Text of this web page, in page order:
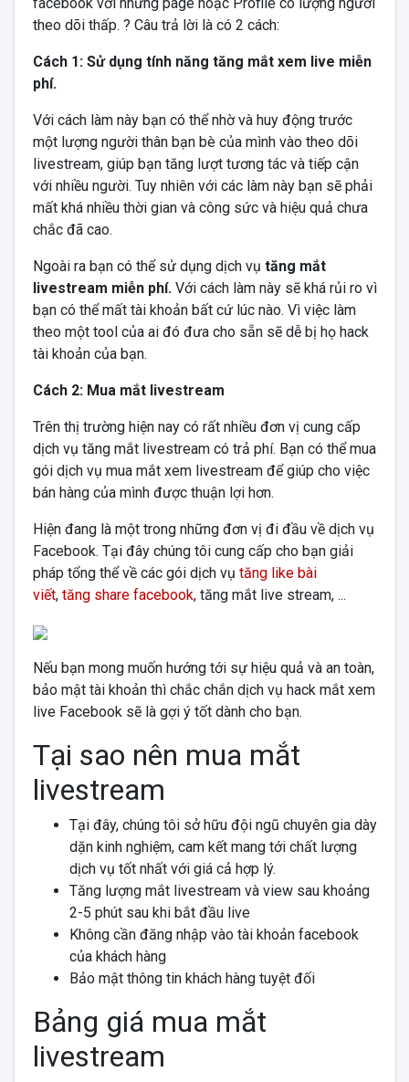
theo dõi thấp. ? Câu trả lời là có 2 cách:
Cách 1: Sử dụng tính năng tăng mắt xem live miễn
phí.
Với cách làm này bạn có thể nhờ và huy động trước
một lượng người thân bạn bè của mình vào theo dõi
livestream, giúp bạn tăng lượt tương tác và tiếp cận
với nhiều người. Tuy nhiên với các làm này bạn sẽ phải
mất khá nhiều thời gian và công sức và hiệu quả chưa
chắc đã cao.
Ngoài ra bạn có thể sử dụng dịch vụ tăng mắt
livestream miễn phí.Với cách làm này sẽ khá rủi ro vì
bạn có thể mất tài khoản bất cứ lúc nào. Vì việc làm
theo một tool của ai đó đưa cho sẵn sẽ dễ bị họ hack
tài khoản của bạn.
Cách 2: Mua mắt livestream
Trên thị trường hiện nay có rất nhiều đơn vị cung cấp
dịch vụ tăng mắt livestream có trả phí. Bạn có thể mua
gói dịch vụ mua mắt xem livestream để giúp cho việc
bán hàng của mình được thuận lợi hơn.
Hiện đang là một trong những đơn vị đi đầu về dịch vụ
Facebook. Tại đây chúng tôi cung cấp cho bạn giải
pháp tổng thể về các gói dịch vụ tăng like bài
viết, tăng share facebook, tăng mắt live stream, ...
Nếu bạn mong muốn hướng tới sự hiệu quả và an toàn,
bảo mật tài khoản thì chắc chắn dịch vụ hack mắt xem
live Facebook sẽ là gợi ý tốt dành cho bạn.
Tại sao nên mua mắt
livestream
Tại đây, chúng tôi sở hữu đội ngũ chuyên gia dày
dặn kinh nghiệm, cam kết mang tới chất lượng
dịch vụ tốt nhất với giá cả hợp lý.
Tăng lượng mắt livestream và view sau khoảng
2-5 phút sau khi bắt đầu live
Không cần đăng nhập vào tài khoản facebook
của khách hàng
Bảo mật thông tin khách hàng tuyệt đối
Bảng giá mua mắt
livestream